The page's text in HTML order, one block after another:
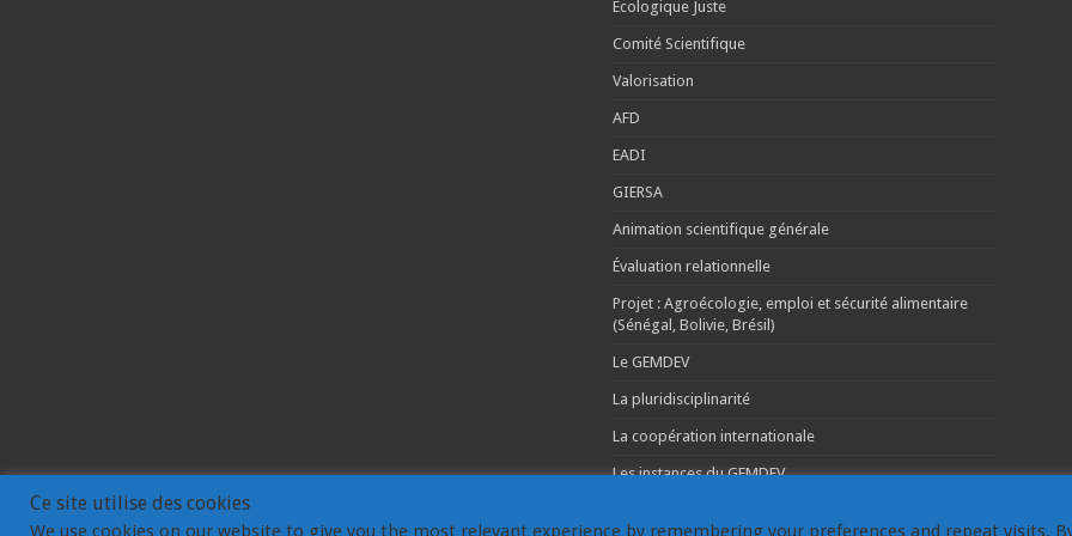
Écologique Juste
Comité Scientifique
Valorisation
AFD
EADI
GIERSA
Animation scientifique générale
Évaluation relationnelle
Projet : Agroécologie, emploi et sécurité alimentaire
(Sénégal, Bolivie, Brésil)
Le GEMDEV
La pluridisciplinarité
La coopération internationale
Les instances du GEMDEV
Ce site utilise des cookies
We use cookies on our website to give you the most relevant experience by remembering your preferences and repeat visits.